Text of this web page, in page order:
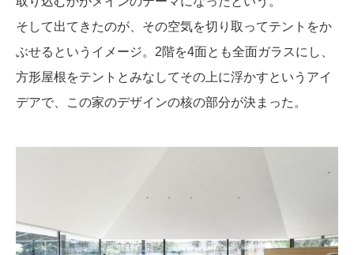
そして出てきたのが、その空気を切り取ってテントをか
ぶせるというイメージ。2階を4面とも全面ガラスにし、
方形屋根をテントとみなしてその上に浮かすというアイ
デアで、この家のデザインの核の部分が決まった。